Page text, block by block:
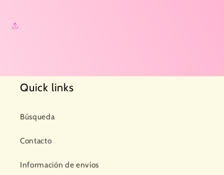
Quick links
Búsqueda
Contacto
Información de envíos